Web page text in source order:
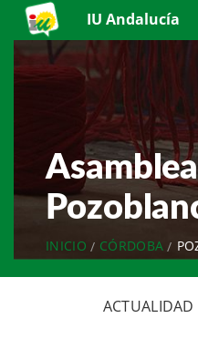
IU Andalucía
Asamblea
INICIO CÓRDOBA
ACTUALIDAD